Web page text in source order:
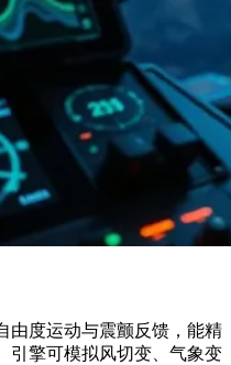
由度运动与震颤反馈，能精
引擎可模拟风切变、气象变